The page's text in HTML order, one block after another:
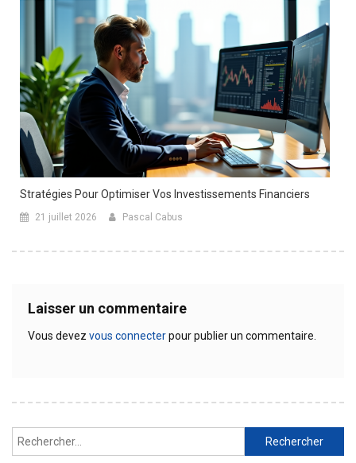
Stratégies Pour Optimiser Vos Investissements Financiers
21 juillet 2026 Pascal Cabus
Laisser un commentaire
Vous devez vous connecterpour publier un commentaire.
Rechercher :